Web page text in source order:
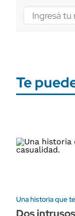
Te
Una historia que
Dos